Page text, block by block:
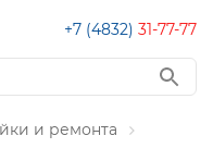
+7 (4832) 31-77-77
и ремонта